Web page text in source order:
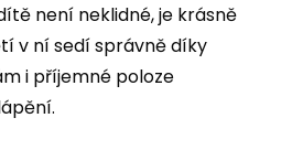
není neklidné, je krásně
v ní sedí správně díky
i příjemné poloze